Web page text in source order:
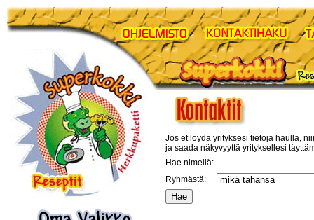
Jos et löydä yrityksesi tietoja haulla,
ja saada näkyvyyttä yrityksellesi
Hae nimellä:
Ryhmästä: